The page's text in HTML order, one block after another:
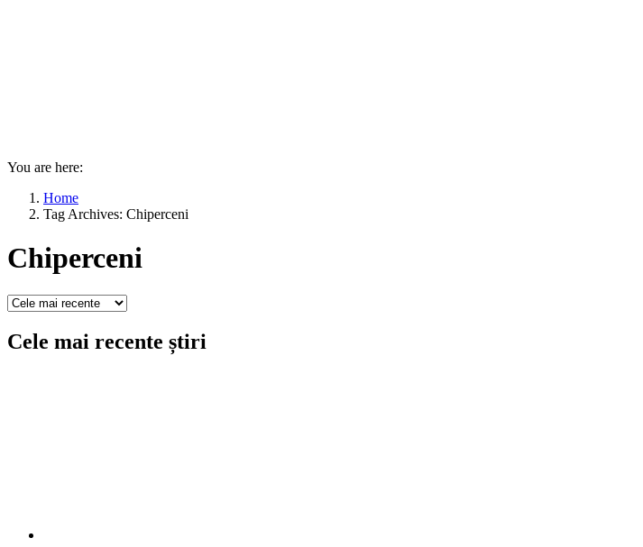
You are here:
Home
Tag Archives: Chiperceni
Chiperceni
Cele mai recente știri